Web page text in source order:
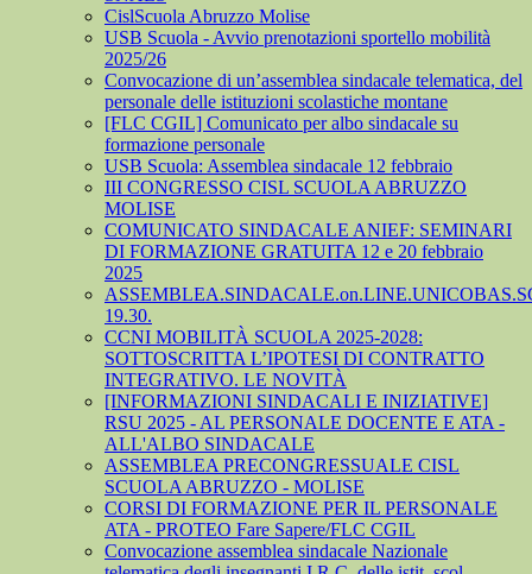
CislScuola Abruzzo Molise
USB Scuola - Avvio prenotazioni sportello mobilità
2025/26
Convocazione di un’assemblea sindacale telematica, del
personale delle istituzioni scolastiche montane
[FLC CGIL] Comunicato per albo sindacale su
formazione personale
USB Scuola: Assemblea sindacale 12 febbraio
III CONGRESSO CISL SCUOLA ABRUZZO
MOLISE
COMUNICATO SINDACALE ANIEF: SEMINARI
DI FORMAZIONE GRATUITA 12 e 20 febbraio
2025
19.30.
CCNI MOBILITÀ SCUOLA 2025-2028:
SOTTOSCRITTA L’IPOTESI DI CONTRATTO
INTEGRATIVO. LE NOVITÀ
[INFORMAZIONI SINDACALI E INIZIATIVE]
RSU 2025 - AL PERSONALE DOCENTE E ATA -
ALL'ALBO SINDACALE
ASSEMBLEA PRECONGRESSUALE CISL
SCUOLA ABRUZZO - MOLISE
CORSI DI FORMAZIONE PER IL PERSONALE
ATA - PROTEO Fare Sapere/FLC CGIL
Convocazione assemblea sindacale Nazionale